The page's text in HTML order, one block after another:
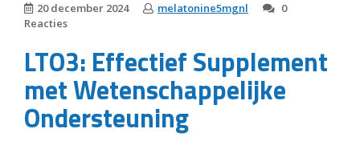
20 december 2024 melatonine5mgnl
0
Reacties
LTO3: Effectief Supplement
met Wetenschappelijke
Ondersteuning